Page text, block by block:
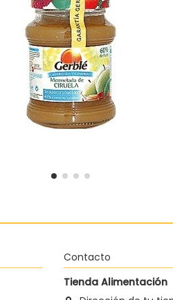
azúcar Gerblé
3,38 €
Añadir al carrito
Contacto
Tienda Alimentación